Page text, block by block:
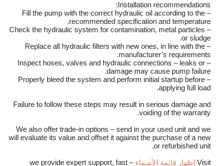
Installation recommendations:
– Fill the pump with the correct hydraulic oil according to the
recommended specification and temperature.
– Check the hydraulic system for contamination, metal particles
or sludge.
– Replace all hydraulic filters with new ones, in line with the
manufacturer’s requirements.
– Inspect hoses, valves and hydraulic connections – leaks or
damage may cause pump failure.
– Properly bleed the system and perform initial startup before
applying full load.
Failure to follow these steps may result in serious damage and
voiding of the warranty.
We also offer trade-in options – send in your used unit and we
will evaluate its value and offset it against the purchase of a new
or refurbished unit.
Visit إظهار قائمة الأسماء
– we provide expert support, fast